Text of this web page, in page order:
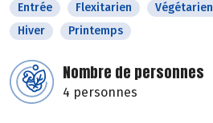
Entrée Flexitarien Végétarien
Hiver
Printemps
Nombre de personnes
4 personnes